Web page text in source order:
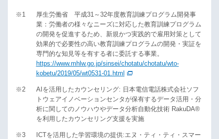
※1
厚生労働省 平成31～32年度教育訓練プログラム開発事
業：労働者の様々なニーズに対応した教育訓練プログラム
の開発を促進するため、新規かつ実践的で雇用対策として
効果的で必要性の高い教育訓練プログラムの開発・実証を
専門的な知見等を有する者に委託する事業。
https://www.mhlw.go.jp/sinsei/chotatu/chotatu/wto-
kobetu/2019/05/wt0531-01.html
※2
AIを活用したカウンセリング: 日本電信電話株式会社ソフ
トウェアイノベーションセンタが保有するデータ活用・分
析に関してのノウハウやデータ分析自動化技術 RakuDA®
を利用したカウンセリング支援を実施
※3
ICTを活用した学習環境の提供:エヌ・ティ・ティ・スマー